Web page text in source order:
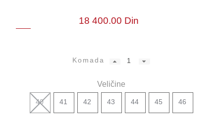
18 400.00 Din
Komada
Veličine
40 41 42 43 44 45 46